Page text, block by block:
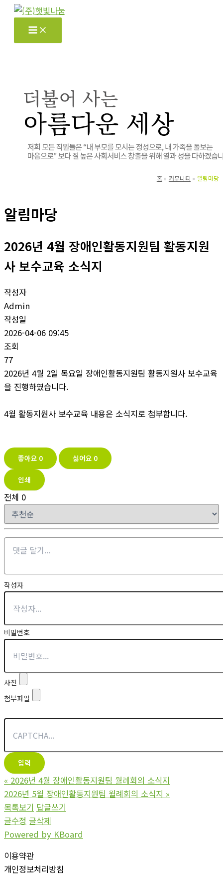
홈 커뮤니티 알림마당
알림마당
2026년 4월 장애인활동지원팀 활동지원
사 보수교육 소식지
작성자
Admin
작성일
2026-04-06 09:45
조회
77
2026년 4월 2일 목요일 장애인활동지원팀 활동지원사 보수교육
을 진행하였습니다.
4월 활동지원사 보수교육 내용은 소식지로 첨부합니다.
좋아요 0 싫어요 0
인쇄
전체 0
작성자
비밀번호
사진
첨부파일
« 2026년 4월 장애인활동지원팀 월례회의 소식지
2026년 5월 장애인활동지원팀 월례회의 소식지 »
목록보기 답글쓰기
글수정 글삭제
Powered by KBoard
이용약관
개인정보처리방침